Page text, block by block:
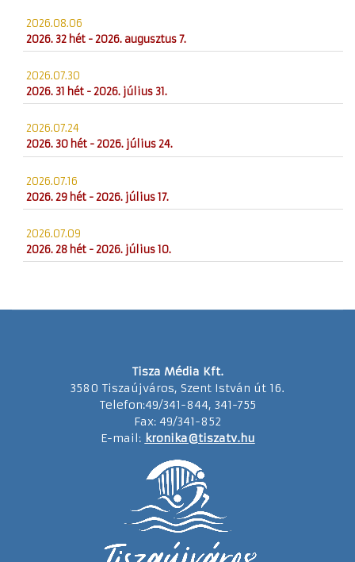
2026.08.06
2026. 32 hét - 2026. augusztus 7.
2026.07.30
2026. 31 hét - 2026. július 31.
2026.07.24
2026. 30 hét - 2026. július 24.
2026.07.16
2026. 29 hét - 2026. július 17.
2026.07.09
2026. 28 hét - 2026. július 10.
Tisza Média Kft.
3580 Tiszaújváros, Szent István út 16.
Telefon:49/341-844, 341-755
Fax: 49/341-852
E-mail: kronika@tiszatv.hu